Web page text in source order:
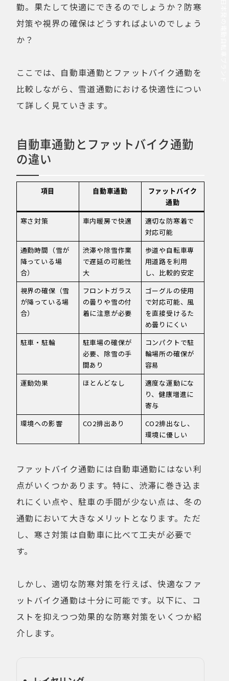
勤。果たして快適にできるのでしょうか？防寒
対策や視界の確保はどうすればよいのでしょう
か？
ここでは、自動車通勤とファットバイク通勤を
比較しながら、雪道通勤における快適性につい
て詳しく見ていきます。
自動車通勤とファットバイク通勤
の違い
項目 自動車通勤
ファットバイク
通勤
寒さ対策
車内暖房で快適
適切な防寒着で
対応可能
通勤時間（雪が
降っている場
合）
渋滞や除雪作業
で遅延の可能性
大
歩道や自転車専
用道路を利用
し、比較的安定
視界の確保（雪
が降っている場
合）
フロントガラス
の曇りや雪の付
着に注意が必要
ゴーグルの使用
で対応可能、風
を直接受けるた
め曇りにくい
駐車・駐輪
駐車場の確保が
必要、除雪の手
間あり
コンパクトで駐
輪場所の確保が
容易
運動効果
ほとんどなし
適度な運動にな
り、健康増進に
寄与
環境への影響
CO2排出あり
CO2排出なし、
環境に優しい
ファットバイク通勤には自動車通勤にはない利
点がいくつかあります。特に、渋滞に巻き込ま
れにくい点や、駐車の手間が少ない点は、冬の
通勤において大きなメリットとなります。ただ
し、寒さ対策は自動車に比べて工夫が必要で
す。
しかし、適切な防寒対策を行えば、快適なファ
ットバイク通勤は十分に可能です。以下に、コ
ストを抑えつつ効果的な防寒対策をいくつか紹
介します。